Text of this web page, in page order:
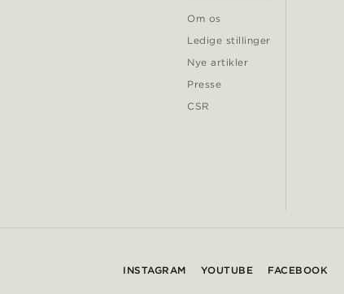
Om os
Ledige stillinger
Nye artikler
Presse
CSR
INSTAGRAM YOUTUBE FACEBOOK